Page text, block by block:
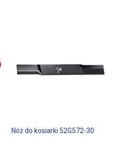
Nóż do kosiarki 52G572-30